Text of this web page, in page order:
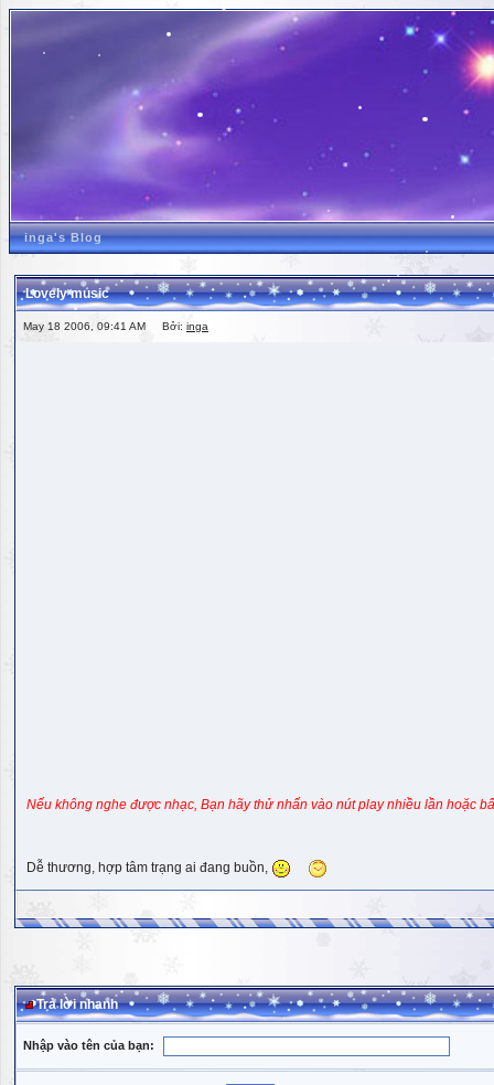
inga's Blog
Lovely music
May 18 2006, 09:41 AM Bởi: inga
Nếu không nghe được nhạc, Bạn hãy thử nhấn vào nút play nhiều lần hoặc
Dễ thương, hợp tâm trạng ai đang buồn,
Trả lời nhanh
Nhập vào tên của bạn: